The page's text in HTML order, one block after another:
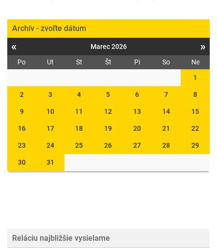
Archív - zvoľte dátum
« Marec 2026 »
Po Ut St Št Pi So
Ne
1
2 3 4 5 6 7 8
9 10 11 12 13 14 15
16 17 18 19 20 21 22
23 24 25 26 27 28 29
30 31
Reláciu najbližšie vysielame